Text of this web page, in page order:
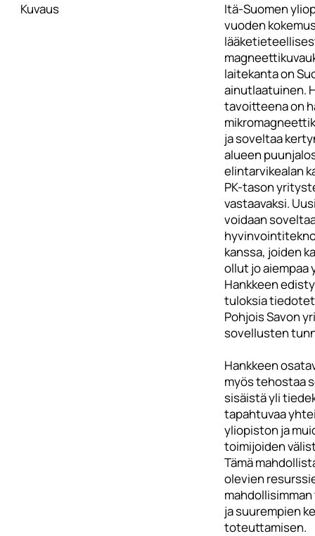
Kuvaus
Itä-Suomen
vuoden
laitekanta on
ainutlaatuinen.
tavoitteena on
ja soveltaa
alueen
elintarvikealan
PK-tason
vastaavaksi.
voidaan
kanssa, joiden
ollut jo
Hankkeen
tuloksia
Pohjois Savon
sovellusten
Hankkeen
myös tehostaa
sisäistä yli
tapahtuvaa
yliopiston ja
toimijoiden
Tämä
olevien
ja suurempien
toteuttamisen.